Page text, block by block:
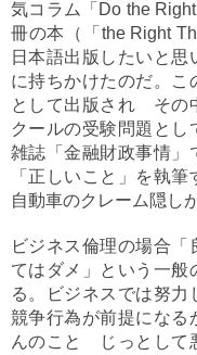
気コラム「Do the
冊の本（「the Right
日本語出版したいと
に持ちかけたのだ。
として出版され その
クールの受験問題と
雑誌「金融財政事情
「正しいこと」を執
自動車のクレーム隠し
ビジネス倫理の場合
てはダメ」という一般
る。ビジネスでは努力
競争行為が前提になる
んのこと じっとして